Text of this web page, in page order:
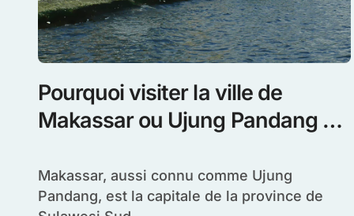
Pourquoi visiter la ville de
Makassar ou Ujung Pandang en
Makassar, aussi connu comme Ujung
Pandang, est la capitale de la province de